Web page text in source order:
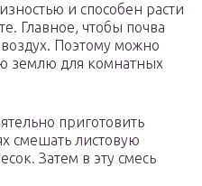
и способен расти
Главное, чтобы почва
Поэтому можно
землю для комнатных
приготовить
смешать листовую
Затем в эту смесь